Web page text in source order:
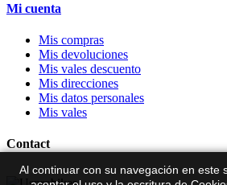
Mi cuenta
Mis compras
Mis devoluciones
Mis vales descuento
Mis direcciones
Mis datos personales
Mis vales
Contact
Al continuar con su navegación en este